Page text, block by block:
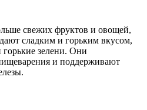
свежих фруктов и овощей,
сладким и горьким вкусом,
горькие зелени. Они
и поддерживают